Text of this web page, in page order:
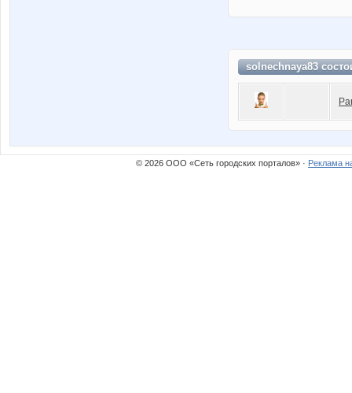
solnechnaya83
© 2026 ООО «Сеть городских порталов» · Реклама